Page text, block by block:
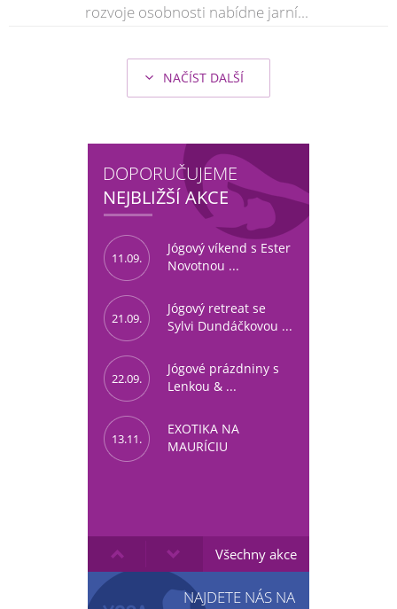
rozvoje osobnosti nabídne jarní...
NAČÍST DALŠÍ
DOPORUČUJEME
NEJBLIŽŠÍ AKCE
11.09.
Jógový víkend s Ester
Novotnou ...
21.09.
Jógový retreat se
Sylvi Dundáčkovou ...
22.09.
Jógové prázdniny s
Lenkou & ...
13.11.
EXOTIKA NA
MAURÍCIU
Všechny akce
NAJDETE NÁS NA